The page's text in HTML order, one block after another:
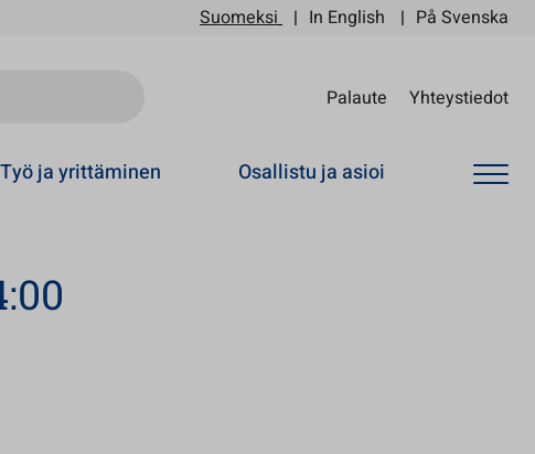
Suomeksi In English På Svenska
Palaute Yhteystiedot
Työ ja yrittäminen Osallistu ja asioi